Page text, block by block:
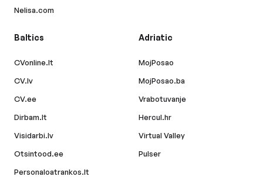
Nelisa.com
Baltics
CVonline.lt
CV.lv
CV.ee
Dirbam.lt
Visidarbi.lv
Otsintood.ee
Personaloatrankos.lt
Adriatic
MojPosao
MojPosao.ba
Vrabotuvanje
Hercul.hr
Virtual Valley
Pulser